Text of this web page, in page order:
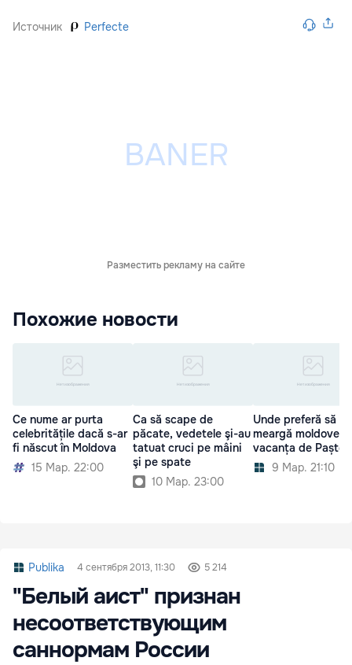
Источник Perfecte
Разместить рекламу на сайте
Похожие новости
Ce nume ar purta
celebritățile dacă s-ar
fi născut în Moldova
15 Мар. 22:00
Ca să scape de
păcate, vedetele şi-au
tatuat cruci pe mâini
şi pe spate
10 Мар. 23:00
Unde preferă să
meargă
vacanța de Paște
9 Мар. 21:10
Publika 4 сентября 2013, 11:30 5 214
"Белый аист" признан
несоответствующим
саннормам России